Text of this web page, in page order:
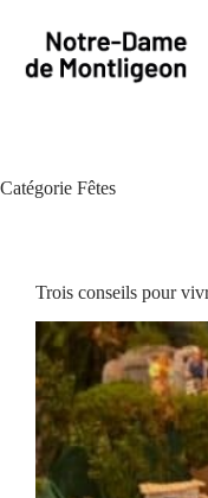
contenu
Catégorie Fêtes
Trois conseils pour